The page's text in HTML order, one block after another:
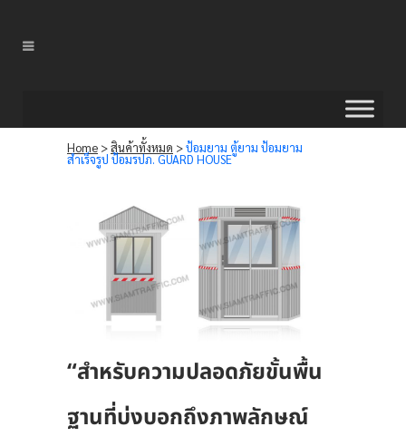
Home >สินค้าทั้งหมด >ป้อมยาม ตู้ยาม ป้อมยาม
สำเร็จรูป ป้อมรปภ. GUARD HOUSE
“สำหรับความปลอดภัยขั้นพื้น
ฐานที่บ่งบอกถึงภาพลักษณ์